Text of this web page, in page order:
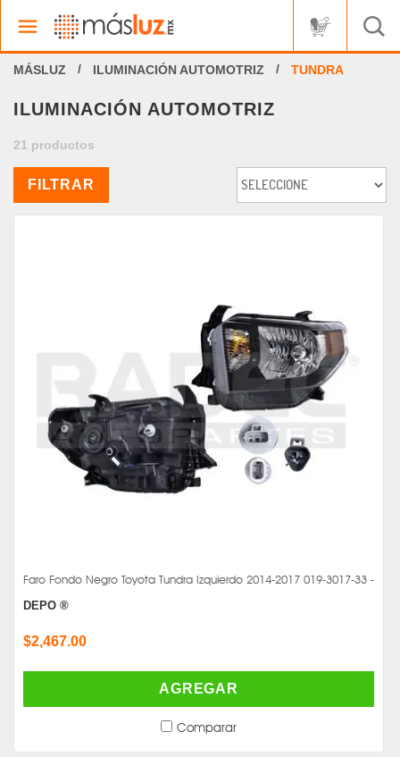
ILUMINACIÓN AUTOMOTRIZ TUNDRA
ILUMINACIÓN AUTOMOTRIZ
21 productos
FILTRAR
Faro Fondo Negro Toyota Tundra Izquierdo 2014-2017 019-3017-33 -
DEPO ®
$2,467.00
AGREGAR
Comparar